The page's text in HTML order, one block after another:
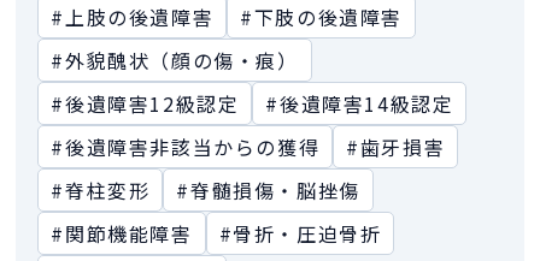
#上肢の後遺障害
#下肢の後遺障害
#外貌醜状（顔の傷・痕）
#後遺障害12級認定
#後遺障害14級認定
#後遺障害非該当からの獲得
#歯牙損害
#脊柱変形
#脊髄損傷・脳挫傷
#関節機能障害
#骨折・圧迫骨折